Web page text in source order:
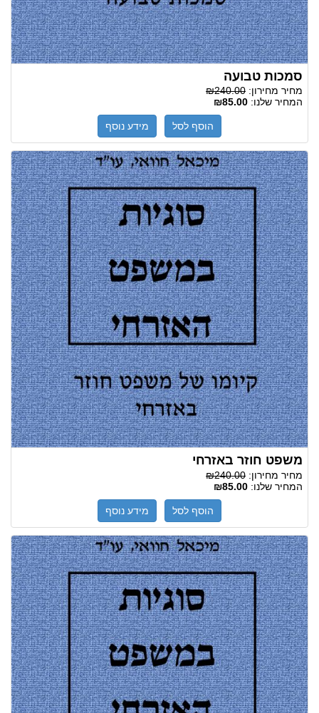
סמכות טבועה
מחיר מחירון: ₪240.00
המחיר שלנו: ₪85.00
הוסף לסל מידע נוסף
משפט חוזר באזרחי
מחיר מחירון: ₪240.00
המחיר שלנו: ₪85.00
הוסף לסל מידע נוסף